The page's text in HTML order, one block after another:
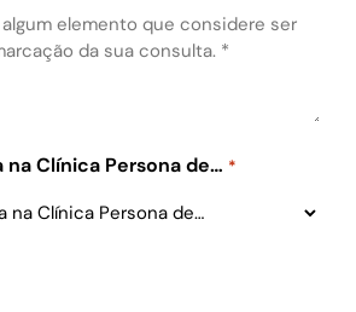
Clínica Persona de… *